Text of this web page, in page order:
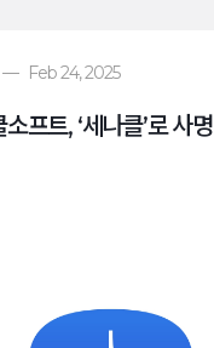
— Feb 24, 2025
프트, ‘세나클’로 사